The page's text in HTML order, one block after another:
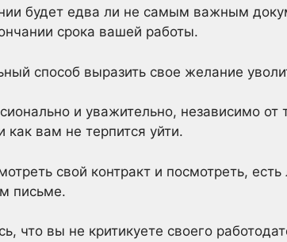
будет едва ли не самым важным
срока вашей работы.
способ выразить свое желание
и уважительно, независимо от
вам не терпится уйти.
свой контракт и посмотреть,
письме.
что вы не критикуете своего